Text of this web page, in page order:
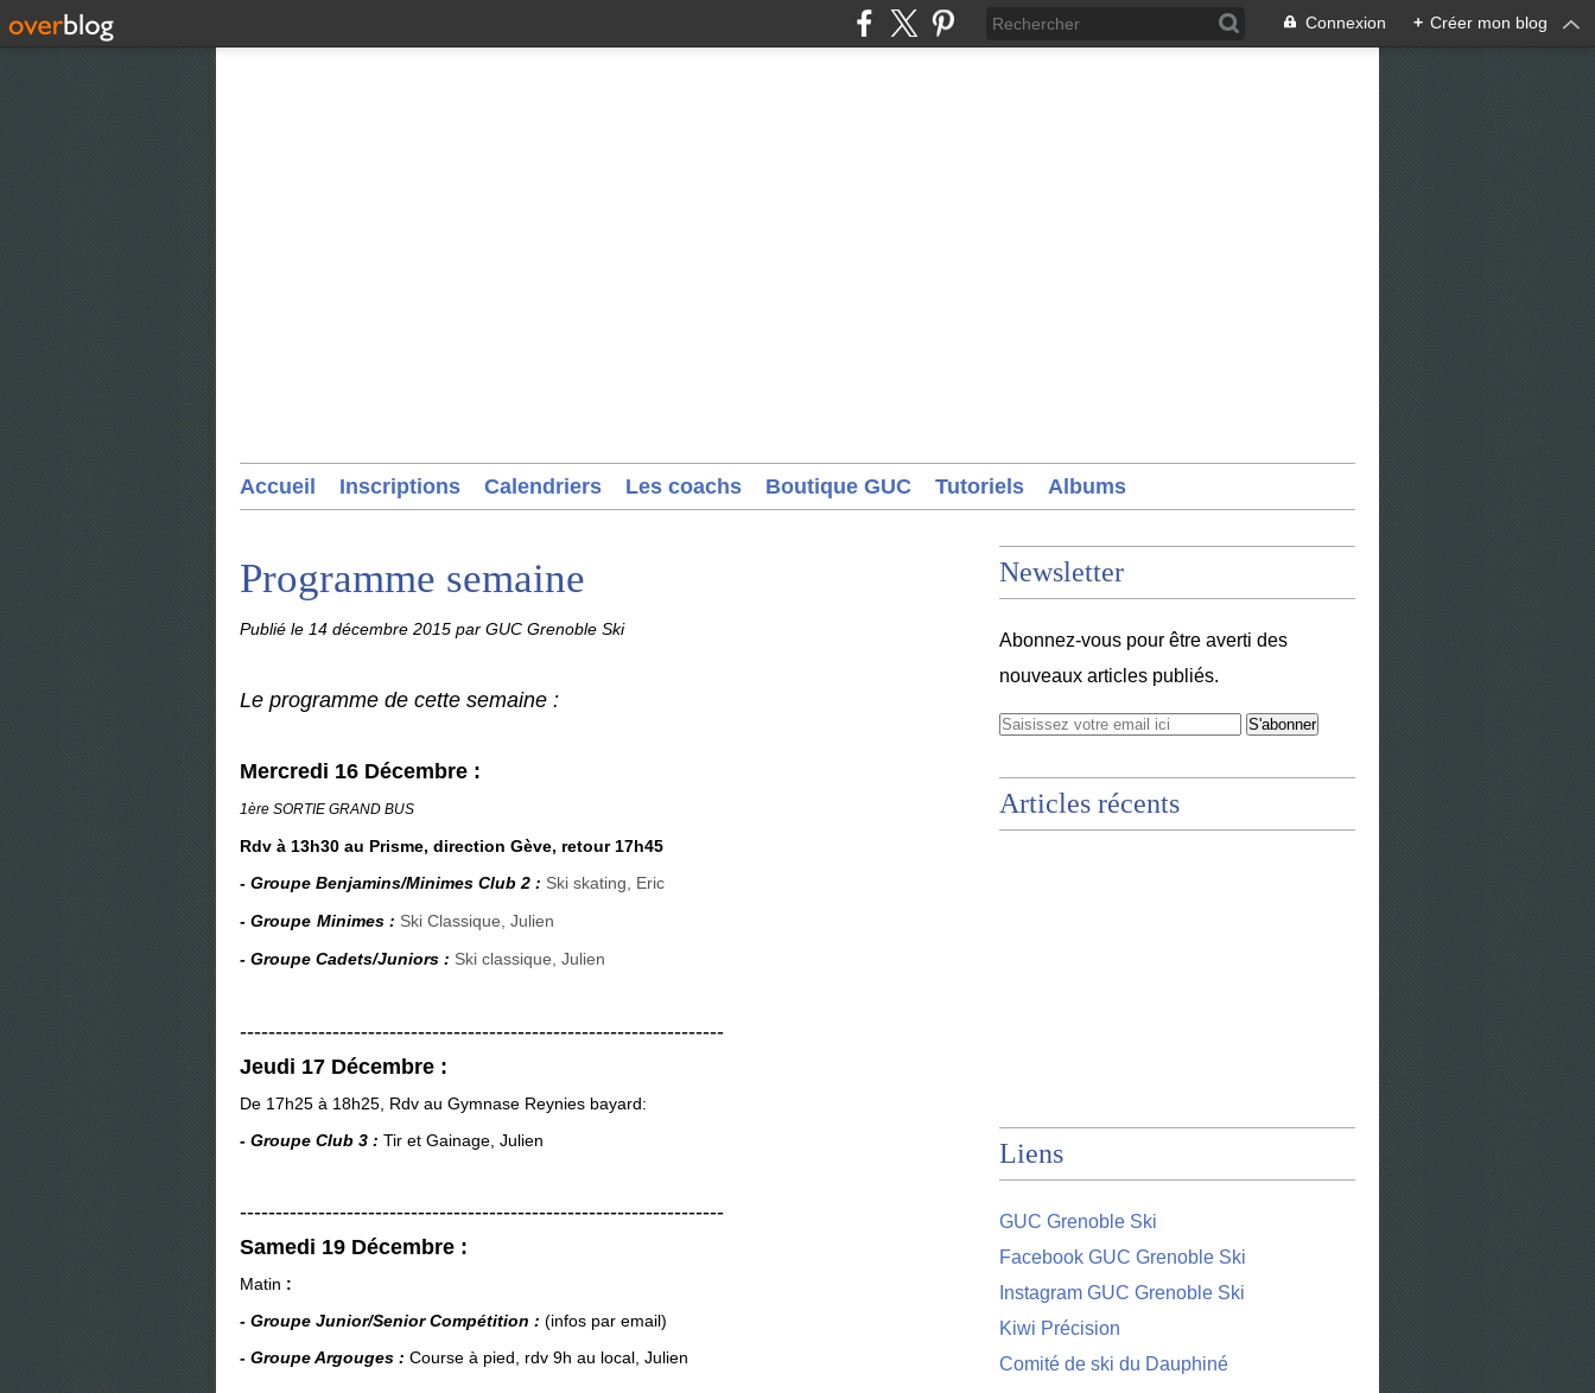
Connexion + Créer mon blog
Accueil Inscriptions Calendriers Les coachs Boutique GUC Tutoriels Albums
Programme semaine
Publié le 14 décembre 2015 par GUC Grenoble Ski
Le programme de cette semaine :
Mercredi 16 Décembre :
1ère SORTIE GRAND BUS
Rdv à 13h30 au Prisme, direction Gève, retour 17h45
- Groupe Benjamins/Minimes Club 2 : Ski skating, Eric
- Groupe Minimes : Ski Classique, Julien
- Groupe Cadets/Juniors : Ski classique, Julien
--------------------------------------------------------------------
Jeudi 17 Décembre :
De 17h25 à 18h25, Rdv au Gymnase Reynies bayard:
- Groupe Club 3 : Tir et Gainage, Julien
--------------------------------------------------------------------
Samedi 19 Décembre :
Matin :
- Groupe Junior/Senior Compétition : (infos par email)
- Groupe Argouges : Course à pied, rdv 9h au local, Julien
Newsletter
Abonnez-vous pour être averti des
nouveaux articles publiés.
Articles récents
Liens
GUC Grenoble Ski
Facebook GUC Grenoble Ski
Instagram GUC Grenoble Ski
Kiwi Précision
Comité de ski du Dauphiné